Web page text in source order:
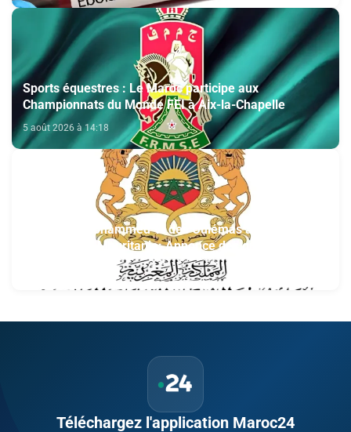
Sports équestres : Le Maroc participe aux
Championnats du Monde FEI à Aix-la-Chapelle
5 août 2026 à 14:18
Fondation Mohammed VI des Oulémas africains-
section de la Mauritanie: Annonce des qualifiés au
concours des manuscrits et des documents
islamiques africains
Téléchargez l'application Maroc24